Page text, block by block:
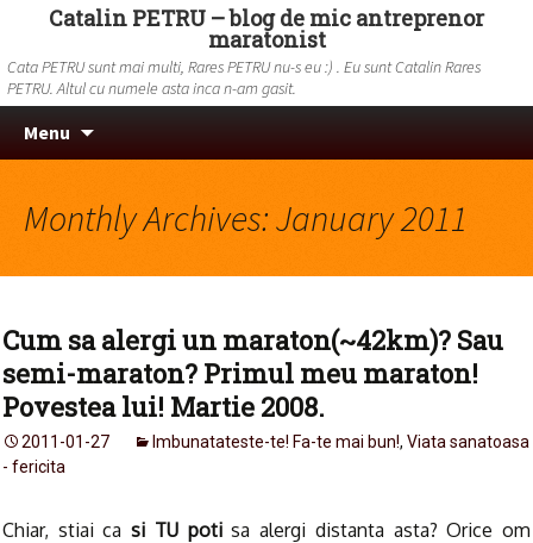
Catalin PETRU – blog de mic antreprenor
maratonist
Cata PETRU sunt mai multi, Rares PETRU nu-s eu :) . Eu sunt Catalin Rares
PETRU. Altul cu numele asta inca n-am gasit.
Menu
Monthly Archives: January 2011
Cum sa alergi un maraton(~42km)? Sau
semi-maraton? Primul meu maraton!
Povestea lui! Martie 2008.
2011-01-27 Imbunatateste-te! Fa-te mai bun!, Viata sanatoasa
- fericita
Chiar, stiai casi TU potisa alergi distanta asta? Orice om